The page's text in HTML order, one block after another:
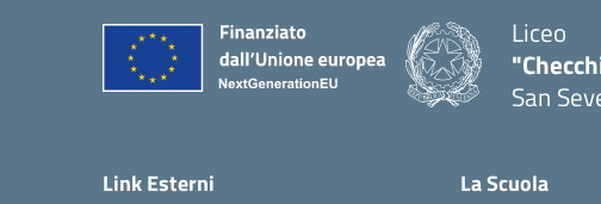
Liceo
San
Link Esterni La Scuola